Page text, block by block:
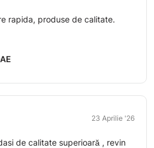
rapida, produse de calitate.
23 Aprilie '26
de calitate superioară , revin